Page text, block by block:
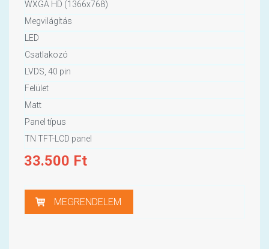
WXGA HD (1366x768)
Megvilágítás
LED
Csatlakozó
LVDS, 40 pin
Felület
Matt
Panel típus
TN TFT-LCD panel
33.500 Ft
MEGRENDELEM